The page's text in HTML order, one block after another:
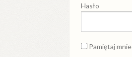
Hasło
Pamiętaj mnie